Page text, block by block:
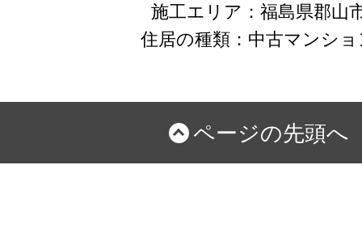
施工エリア：福島県郡山
住居の種類：中古マンシ
ページの先頭へ